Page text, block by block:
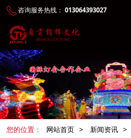
咨询服务热线： 013064393027
您的位置： 网站首页 > 新闻资讯 >